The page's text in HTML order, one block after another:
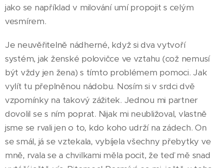
jako se například v milování umí propojit s celým
vesmírem.
Je neuvěřitelně nádherné, když si dva vytvoří
systém, jak ženské polovičce ve vztahu (což nemusí
být vždy jen žena) s tímto problémem pomoci. Jak
vylít tu přeplněnou nádobu. Nosím si v srdci dvě
vzpomínky na takový zážitek. Jednou mi partner
dovolil se s ním poprat. Nijak mi neubližoval, vlastně
jsme se rvali jen o to, kdo koho udrží na zádech. On
se smál, já se vztekala, vybíjela všechny přebytky ve
mně, rvala se a chvilkami měla pocit, že teď mě snad